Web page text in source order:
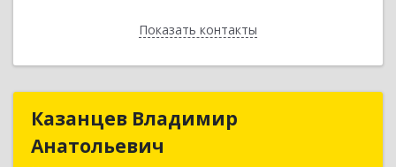
Показать контакты
Назад
Казанцев Владимир
Анатольевич
Казанцев Владимир